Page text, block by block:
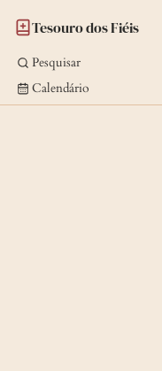
Tesouro dos Fiéis
Pesquisar
Calendário